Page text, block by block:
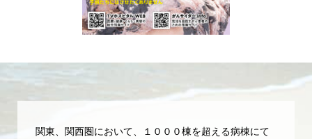
関東、関西圏において、１０００棟を超える病棟にて